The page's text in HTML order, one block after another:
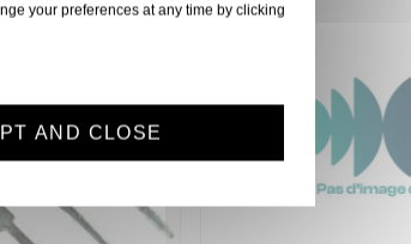
your preferences at any time by clicking
AND CLOSE